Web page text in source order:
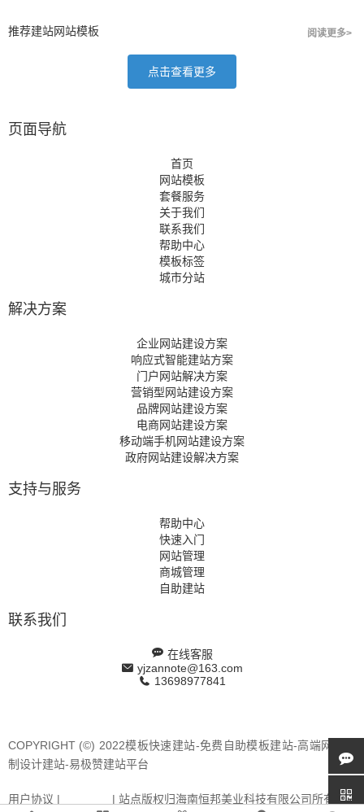
推荐建站网站模板 阅读更多>
点击查看更多
页面导航
首页
网站模板
套餐服务
关于我们
联系我们
帮助中心
模板标签
城市分站
解决方案
企业网站建设方案
响应式智能建站方案
门户网站解决方案
营销型网站建设方案
品牌网站建设方案
电商网站建设方案
移动端手机网站建设方案
政府网站建设解决方案
支持与服务
帮助中心
快速入门
网站管理
商城管理
自助建站
联系我们
在线客服
yjzannote@163.com
13698977841
COPYRIGHT (©) 2022模板快速建站-免费自助模板建站-高端网站定
制设计建站-易极赞建站平台
用户协议 | | 站点版权归海南恒邦美业科技有限公司所有